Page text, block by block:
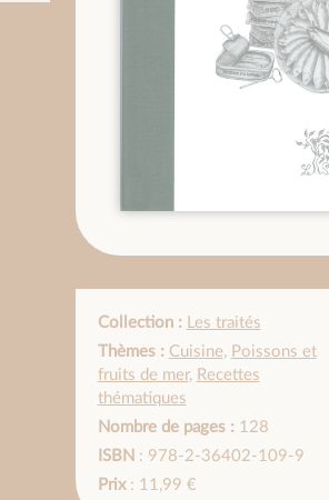
Collection : Les traités
Thèmes : Cuisine, Poissons et
fruits de mer, Recettes
thématiques
Nombre de pages :128
ISBN : 978-2-36402-109-9
Prix: 11,99 €